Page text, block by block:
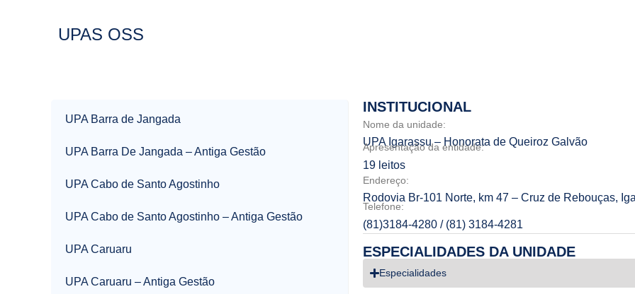
UPAS OSS
UPA Barra de Jangada
UPA Barra De Jangada – Antiga Gestão
UPA Cabo de Santo Agostinho
UPA Cabo de Santo Agostinho – Antiga Gestão
UPA Caruaru
UPA Caruaru – Antiga Gestão
INSTITUCIONAL
Nome da unidade:
UPA Igarassu – Honorata de Queiroz Galvão
Apresentação da entidade:
19 leitos
Endereço:
Rodovia Br-101 Norte, km 47 – Cruz de Rebouças,
Telefone:
(81)3184-4280 / (81) 3184-4281
ESPECIALIDADES DA UNIDADE
Especialidades